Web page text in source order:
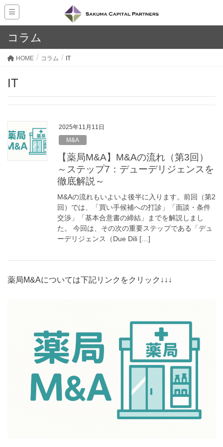
コラム
HOME コラム IT
IT
2025年11月11日
M&A
【薬局M&A】M&Aの流れ（第3回）
～ステップ7：デューデリジェンスを
徹底解説～
M&Aの流れもいよいよ後半に入ります。前回（第2
回）では、「買い手候補への打診」「面談・条件
交渉」「基本合意書の締結」までを解説しまし
た。 今回は、その次の重要ステップである「デュ
ーデリジェンス（Due Dili […]
薬局M&Aについては下記リンクをクリック↓↓↓